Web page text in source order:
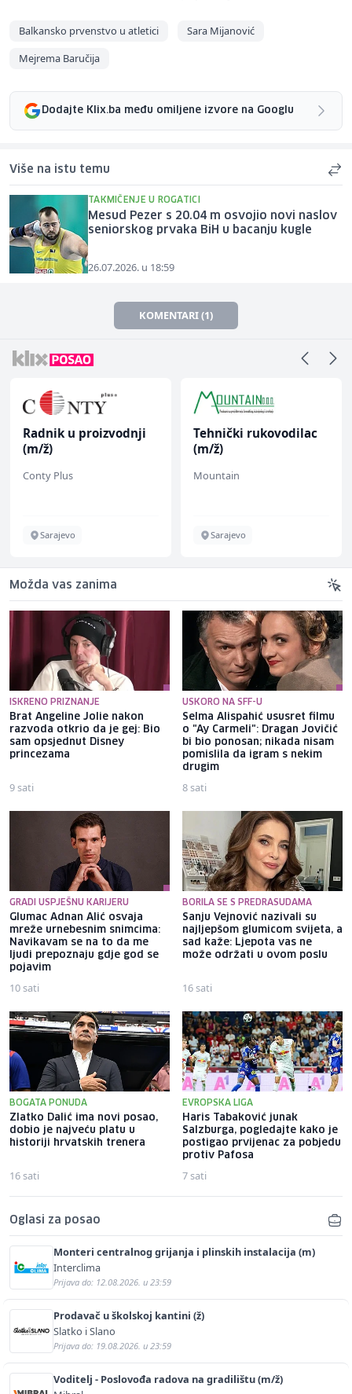
Balkansko prvenstvo u atletici
Sara Mijanović
Mejrema Baručija
Dodajte Klix.ba među omiljene izvore na Googlu
Više na istu temu
TAKMIČENJE U ROGATICI
Mesud Pezer s 20.04 m osvojio novi naslov
seniorskog prvaka BiH u bacanju kugle
26.07.2026. u 18:59
KOMENTARI (1)
Radnik u proizvodnji
(m/ž)
Conty Plus
Sarajevo
Tehnički rukovodilac
(m/ž)
Mountain
Sarajevo
Možda vas zanima
ISKRENO PRIZNANJE
Brat Angeline Jolie nakon
razvoda otkrio da je gej: Bio
sam opsjednut Disney
princezama
9 sati
USKORO NA SFF-U
Selma Alispahić ususret filmu
o "Ay Carmeli": Dragan Jovičić
bi bio ponosan; nikada nisam
pomislila da igram s nekim
drugim
8 sati
GRADI USPJEŠNU KARIJERU
Glumac Adnan Alić osvaja
mreže urnebesnim snimcima:
Navikavam se na to da me
ljudi prepoznaju gdje god se
pojavim
10 sati
BORILA SE S PREDRASUDAMA
Sanju Vejnović nazivali su
najljepšom glumicom svijeta, a
sad kaže: Ljepota vas ne
može održati u ovom poslu
16 sati
BOGATA PONUDA
Zlatko Dalić ima novi posao,
dobio je najveću platu u
historiji hrvatskih trenera
16 sati
EVROPSKA LIGA
Haris Tabaković junak
Salzburga, pogledajte kako je
postigao prvijenac za pobjedu
protiv Pafosa
7 sati
Oglasi za posao
Monteri centralnog grijanja i plinskih instalacija (m)
Interclima
Prijava do: 12.08.2026. u 23:59
Prodavač u školskoj kantini (ž)
Slatko i Slano
Prijava do: 19.08.2026. u 23:59
Voditelj - Poslovođa radova na gradilištu (m/ž)